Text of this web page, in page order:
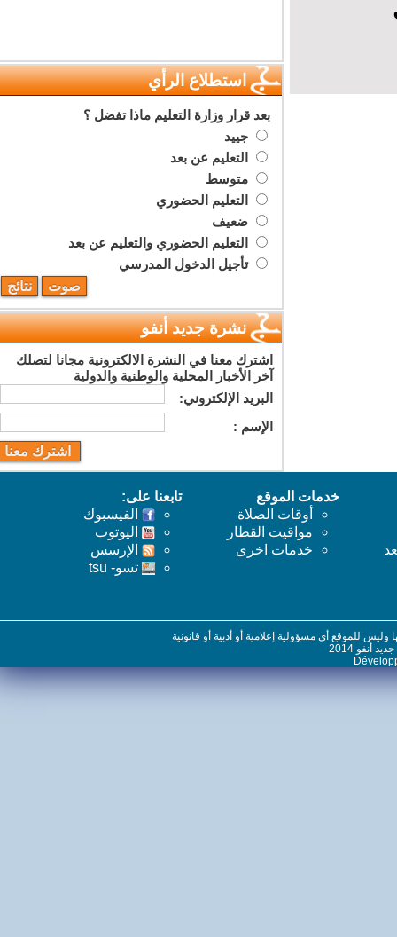
استطلاع الرأي
بعد قرار وزارة التعليم ماذا تفضل ؟
جييد
التعليم عن بعد
متوسط
التعليم الحضوري
ضعيف
التعليم الحضوري والتعليم عن بعد
تأجيل الدخول المدرسي
نشرة جديد أنفو
اشترك معنا في النشرة الالكترونية مجانا لتصلك
آخر الأخبار المحلية والوطنية والدولية
البريد اﻹلكتروني:
اﻹسم :
خدمات الموقع
أوقات الصلاة
مواقيت القطار
خدمات اخرى
تابعنا على:
الفيسبوك
اليوتوب
اﻹرسس
تسو- tsū
للموقع أي مسؤولية إعلامية أو أدبية أو قانونية
2014